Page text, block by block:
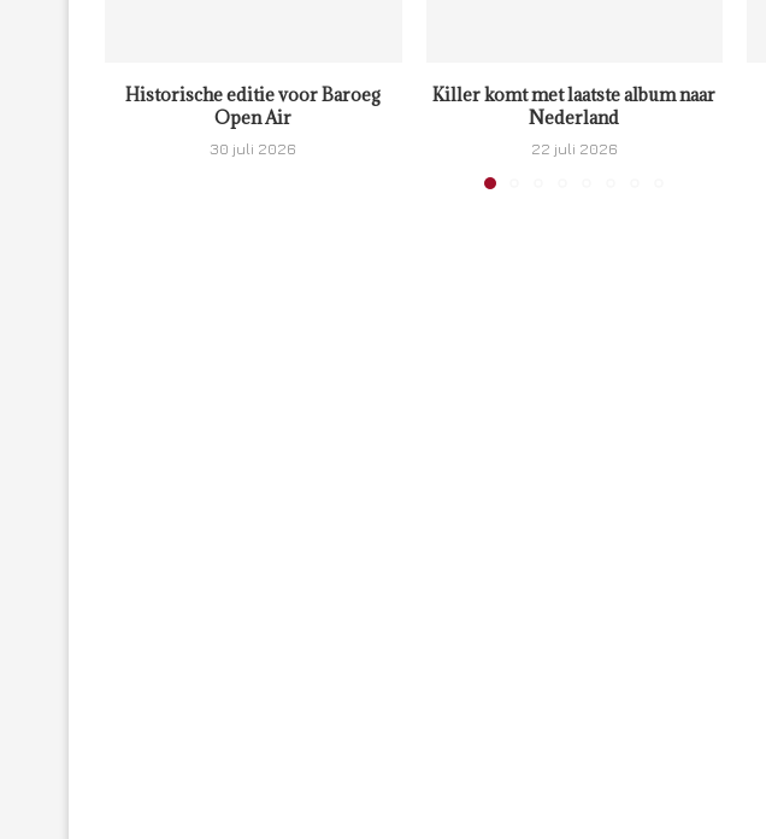
Historische editie voor Baroeg
Open Air
30 juli 2026
Killer komt met laatste album naar
Nederland
22 juli 2026